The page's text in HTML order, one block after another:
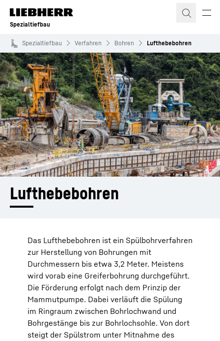
Zum Inhalt springen
Spezialtiefbau
Spezialtiefbau Verfahren Bohren Lufthebebohren
Lufthebe­bohren
Das Lufthebebohren ist ein Spülbohrverfahren
zur Herstellung von Bohrungen mit
Durchmessern bis etwa 3,2 Meter. Meistens
wird vorab eine Greiferbohrung durchgeführt.
Die Förderung erfolgt nach dem Prinzip der
Mammutpumpe. Dabei verläuft die Spülung
im Ringraum zwischen Bohrlochwand und
Bohrgestänge bis zur Bohrlochsohle. Von dort
steigt der Spülstrom unter Mitnahme des